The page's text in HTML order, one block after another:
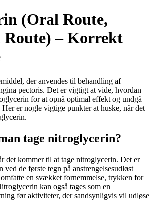
(Oral Route,
Route) – Korrekt
der anvendes til behandling af
pectoris. Det er vigtigt at vide, hvordan
for at opnå optimal effekt og undgå
er nogle vigtige punkter at huske, når det
tage nitroglycerin?
det kommer til at tage nitroglycerin. Det er
ved de første tegn på anstrengelsesudløst
en svækket fornemmelse, trykken for
kan også tages som en
før aktiviteter, der sandsynligvis vil udløse